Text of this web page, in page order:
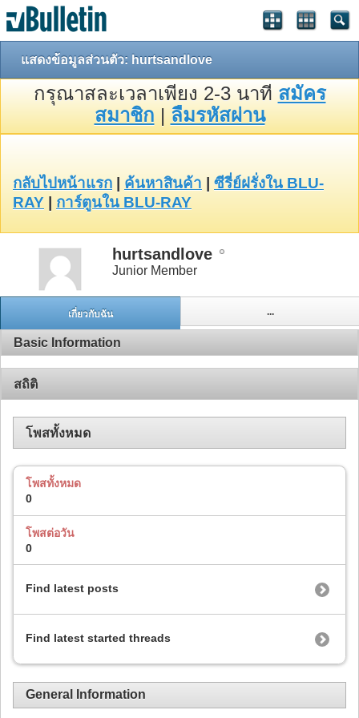
แสดงข้อมูลส่วนตัว: hurtsandlove
กรุณาสละเวลาเพียง 2-3 นาที สมัคร
สมาชิก | ลืมรหัสผ่าน
กลับไปหน้าแรก ค้นหาสินค้า
ซีรี่ย์ฝรั่งใน BLU-
RAY
การ์ตูนใน BLU-RAY
hurtsandlove
Junior Member
เกี่ยวกับฉัน ...
Basic Information
สถิติ
โพสทั้งหมด
โพสทั้งหมด
0
โพสต่อวัน
0
Find latest posts
Find latest started threads
General Information